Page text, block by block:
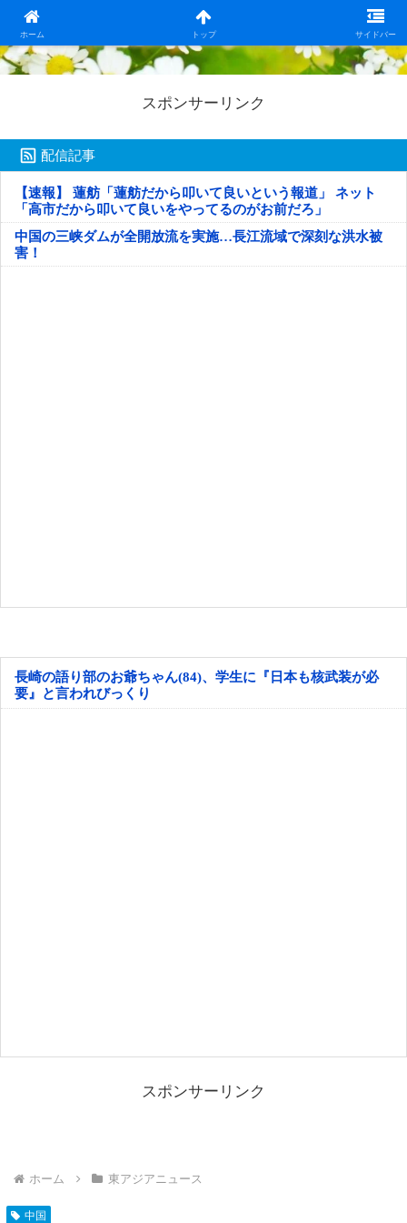
ホーム トップ サイドバー
日本第一！ニュース録
スポンサーリンク
配信記事
【速報】 蓮舫「蓮舫だから叩いて良いという報道」 ネット
「高市だから叩いて良いをやってるのがお前だろ」
中国の三峡ダムが全開放流を実施…長江流域で深刻な洪水被
害！
長崎の語り部のお爺ちゃん(84)、学生に『日本も核武装が必
要』と言われびっくり
スポンサーリンク
ホーム 東アジアニュース
中国